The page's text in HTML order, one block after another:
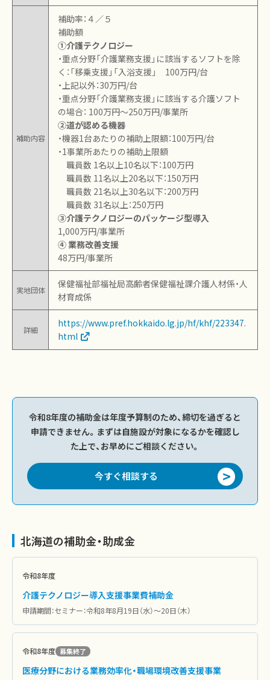
補助内容
補助率：４／５
補助額
①介護テクノロジー
・重点分野「介護業務支援」に該当するソフトを除
く：「移乗支援」「入浴支援」 100万円/台
・上記以外：30万円/台
・重点分野「介護業務支援」に該当する介護ソフト
の場合： 100万円～250万円/事業所
②道が認める機器
・機器1台あたりの補助上限額：100万円/台
・1事業所あたりの補助上限額
職員数 1名以上10名以下：100万円
職員数 11名以上20名以下：150万円
職員数 21名以上30名以下：200万円
職員数 31名以上：250万円
③介護テクノロジーのパッケージ型導入
1,000万円/事業所
④ 業務改善支援
48万円/事業所
実地団体
保健福祉部福祉局高齢者保健福祉課介護人材係・人
材育成係
詳細
https://www.pref.hokkaido.lg.jp/hf/khf/223347.
html
令和8年度の補助金は年度予算制のため、締切を過ぎると
申請できません。まずは自施設が対象になるかを確認し
た上で、お早めにご相談ください。
今すぐ相談する
北海道の補助金・助成金
令和8年度
介護テクノロジー導入支援事業費補助金
申請期間：セミナー：令和8年8月19日（水）～20日（木）
令和8年度 募集終了
医療分野における業務効率化・職場環境改善支援事業